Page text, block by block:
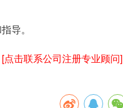
导。
[点击联系公司注册专业顾问]